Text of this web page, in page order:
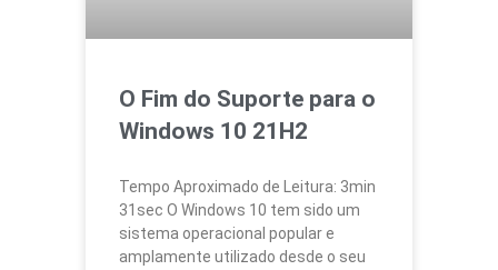
O Fim do Suporte para o
Windows 10 21H2
Tempo Aproximado de Leitura: 3min
31sec O Windows 10 tem sido um
sistema operacional popular e
amplamente utilizado desde o seu